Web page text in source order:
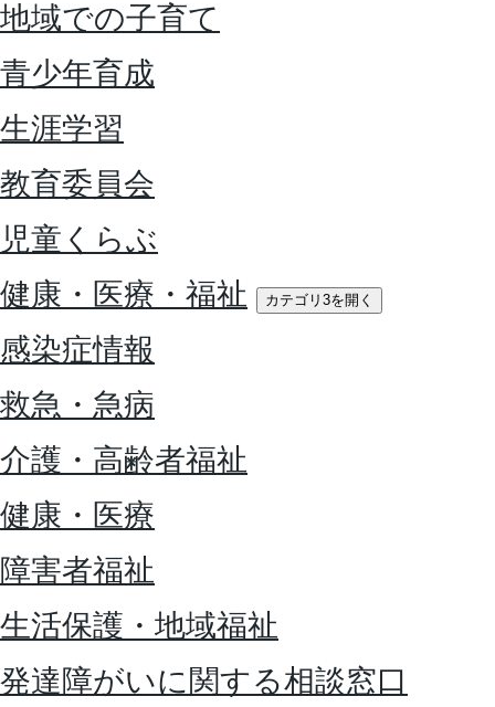
地域での子育て
青少年育成
生涯学習
教育委員会
児童くらぶ
健康・医療・福祉
カテゴリ3を開く
感染症情報
救急・急病
介護・高齢者福祉
健康・医療
障害者福祉
生活保護・地域福祉
発達障がいに関する相談窓口